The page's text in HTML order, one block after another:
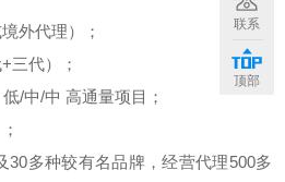
外代理）；
+三代）；
低/中/中 高通量项目；
30多种较有名品牌，经营代理500多
联系
顶部